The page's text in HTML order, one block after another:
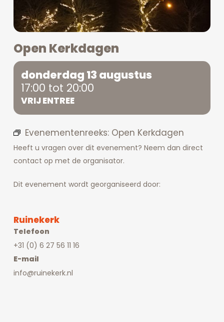
Open Kerkdagen
donderdag 13 augustus
17:00 tot 20:00
VRIJ ENTREE
Evenementenreeks: Open Kerkdagen
Heeft u vragen over dit evenement? Neem dan direct
contact op met de organisator.
Dit evenement wordt georganiseerd door:
Ruinekerk
Telefoon
+31 (0) 6 27 56 11 16
E-mail
info@ruinekerk.nl